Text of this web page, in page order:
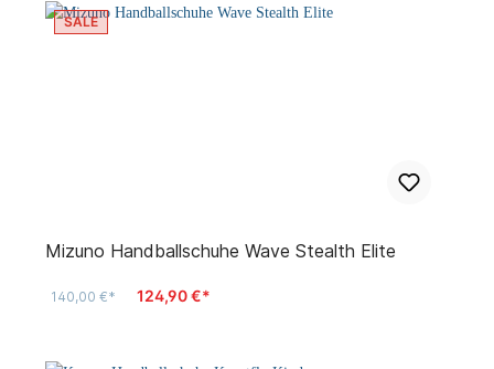
SALE
Mizuno Handballschuhe Wave Stealth Elite
140,00 €* 124,90 €*